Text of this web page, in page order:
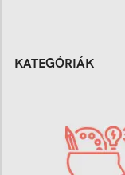
KATEGÓRIÁK